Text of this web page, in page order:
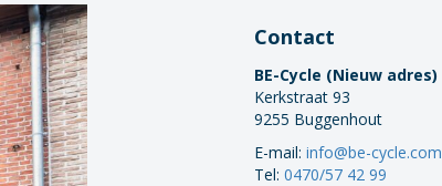
Contact
BE-Cycle (Nieuw adres)
Kerkstraat 93
9255 Buggenhout
E-mail:info@be-cycle.com
Tel:0470/57 42 99